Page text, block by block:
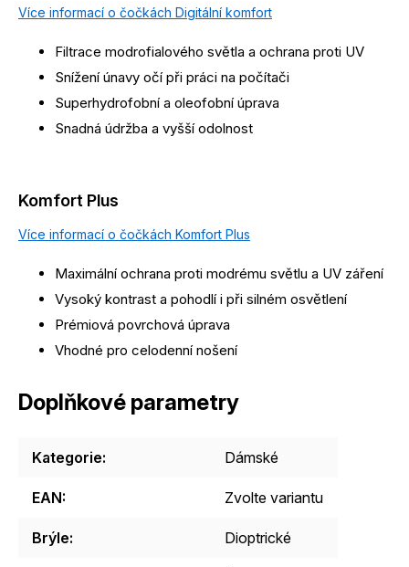
Více informací o čočkách Digitální komfort
Filtrace modrofialového světla a ochrana proti UV
Snížení únavy očí při práci na počítači
Superhydrofobní a oleofobní úprava
Snadná údržba a vyšší odolnost
Komfort Plus
Více informací o čočkách Komfort Plus
Maximální ochrana proti modrému světlu a UV záření
Vysoký kontrast a pohodlí i při silném osvětlení
Prémiová povrchová úprava
Vhodné pro celodenní nošení
Doplňkové parametry
Kategorie: Dámské
EAN: Zvolte variantu
Brýle: Dioptrické